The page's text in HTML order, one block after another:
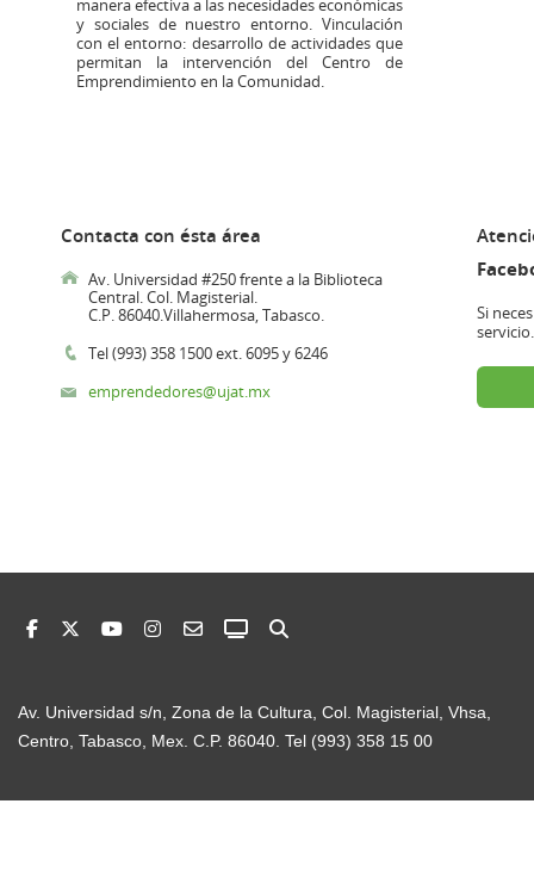
Av. Universidad s/n, Zona de la Cultura, Col. Magisterial, Vhsa,
Centro, Tabasco, Mex. C.P. 86040. Tel (993) 358 15 00